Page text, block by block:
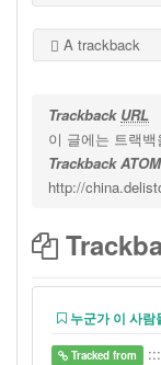
A trackback
Trackback URL
이 글에는 트랙
Trackback
http://
누군가 이 사
Tracked from